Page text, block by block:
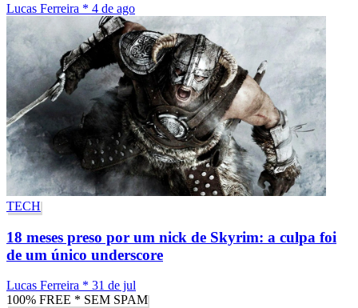
Lucas Ferreira * 4 de ago
TECH
18 meses preso por um nick de Skyrim: a culpa foi
de um único underscore
Lucas Ferreira * 31 de jul
100% FREE * SEM SPAM